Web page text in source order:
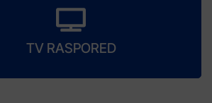
TV RASPORED